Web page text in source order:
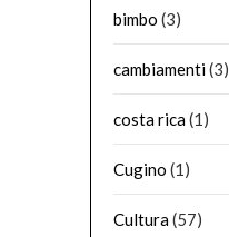
bimbo (3)
cambiamenti(3)
costa rica(1)
Cugino (1)
Cultura(57)